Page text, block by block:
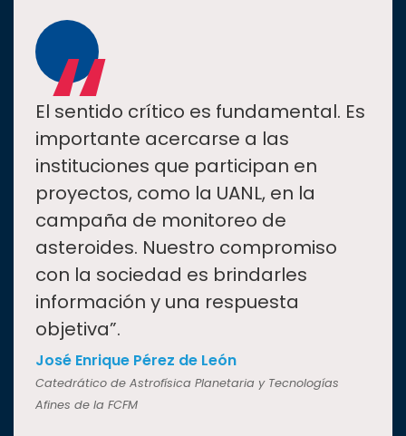
“
El sentido crítico es fundamental. Es
importante acercarse a las
instituciones que participan en
proyectos, como la UANL, en la
campaña de monitoreo de
asteroides. Nuestro compromiso
con la sociedad es brindarles
información y una respuesta
objetiva”.
José Enrique Pérez de León
Catedrático de Astrofísica Planetaria y Tecnologías
Afines de la FCFM